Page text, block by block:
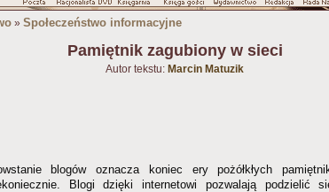
» Społeczeństwo informacyjne
Pamiętnik zagubiony w sieci
Autor tekstu: Marcin Matuzik
blogów oznacza koniec ery pożółkłych
Blogi dzięki internetowi pozwalają podzielić